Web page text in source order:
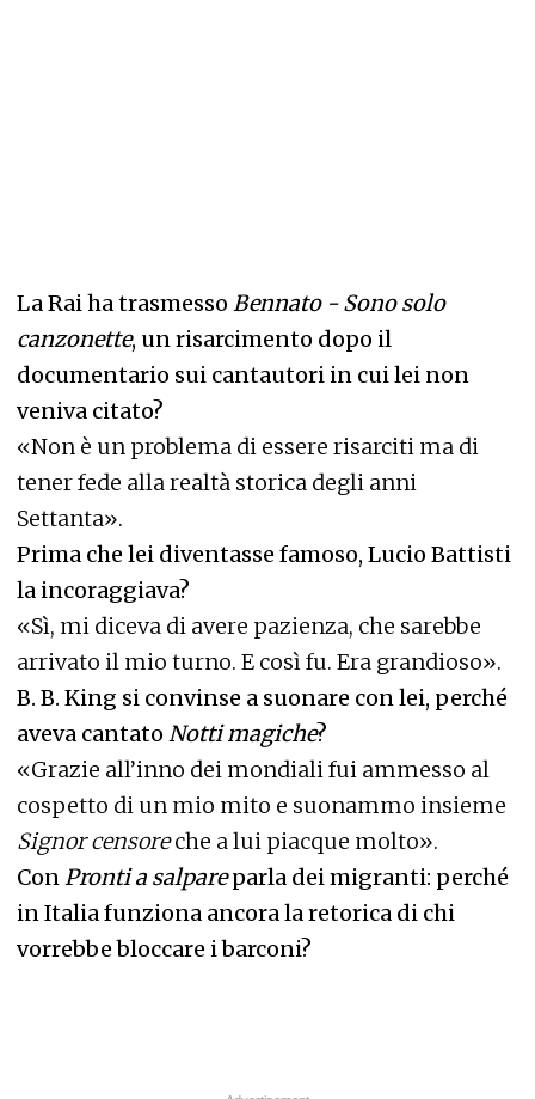
La Rai ha trasmesso Bennato - Sono solo
canzonette, un risarcimento dopo il
documentario sui cantautori in cui lei non
veniva citato?
«Non è un problema di essere risarciti ma di
tener fede alla realtà storica degli anni
Settanta».
Prima che lei diventasse famoso, Lucio Battisti
la incoraggiava?
«Sì, mi diceva di avere pazienza, che sarebbe
arrivato il mio turno. E così fu. Era grandioso».
B. B. King si convinse a suonare con lei, perché
aveva cantato Notti magiche?
«Grazie all’inno dei mondiali fui ammesso al
cospetto di un mio mito e suonammo insieme
Signor censoreche a lui piacque molto».
ConPronti a salpareparla dei migranti: perché
in Italia funziona ancora la retorica di chi
vorrebbe bloccare i barconi?